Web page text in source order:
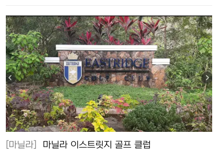
[마닐라] 마닐라 이스트릿지 골프 클럽